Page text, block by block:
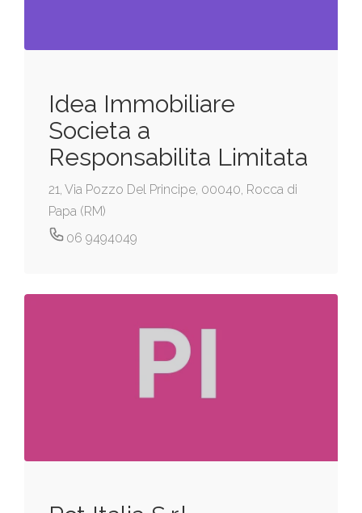
Idea Immobiliare
Societa a
Responsabilita Limitata
21, Via Pozzo Del Principe, 00040, Rocca di
Papa (RM)
06 9494049